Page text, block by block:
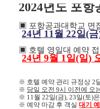
2024년도 포
▣ 포항공과대학교 면
24년 11월 22일(
▣ 호텔 영일대 예약 접
24년 9월 1일(일)
※ 호텔 예약 관리 규정상 2
※ 당일 오전 9시 이전에 오
※ 11월 22일(금), 23일(토)
※ 예약 마감 후 객실대기